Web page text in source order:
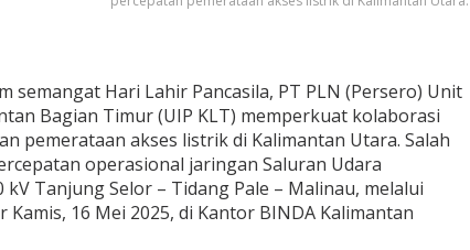
semangat Hari Lahir Pancasila, PT PLN (Persero) Unit
Bagian Timur (UIP KLT) memperkuat kolaborasi
pemerataan akses listrik di Kalimantan Utara. Salah
operasional jaringan Saluran Udara
Tanjung Selor – Tidang Pale – Malinau, melalui
16 Mei 2025, di Kantor BINDA Kalimantan